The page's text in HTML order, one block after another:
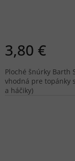
3,80 €
Ploché šnúrky Barth
vhodná pre topánky
a háčiky)